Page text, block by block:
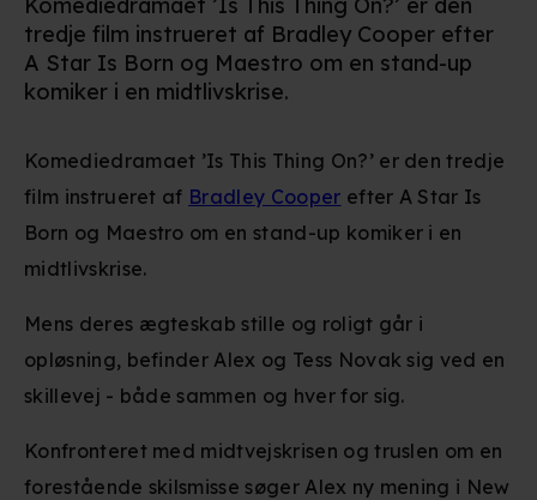
tredje film instrueret af Bradley Cooper efter
A Star Is Born og Maestro om en stand-up
komiker i en midtlivskrise.
Komediedramaet ’Is This Thing On?’ er den tredje
film instrueret af Bradley Cooper efter A Star Is
Born og Maestro om en stand-up komiker i en
midtlivskrise.
Mens deres ægteskab stille og roligt går i
opløsning, befinder Alex og Tess Novak sig ved en
skillevej - både sammen og hver for sig.
Konfronteret med midtvejskrisen og truslen om en
forestående skilsmisse søger Alex ny mening i New